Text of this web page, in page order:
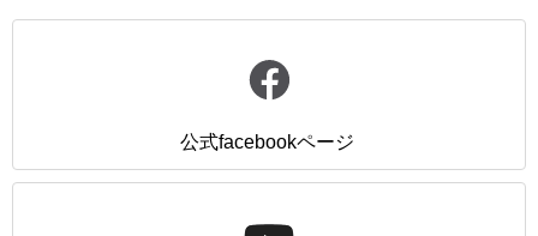
公式facebookページ